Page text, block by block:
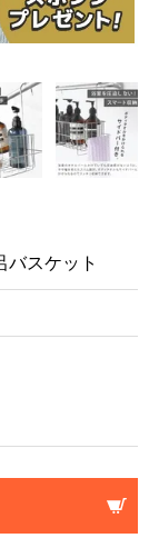
バスケット